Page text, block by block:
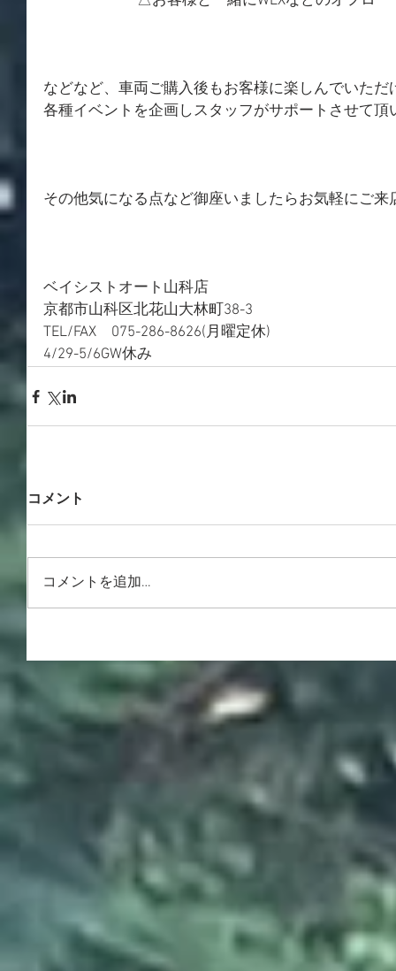
などなど、車両ご購入後もお客様に楽しんでいただ
各種イベントを企画しスタッフがサポートさせて頂
その他気になる点など御座いましたらお気軽にご来
ベイシストオート山科店
京都市山科区北花山大林町38-3
TEL/FAX　075-286-8626(月曜定休)
4/29-5/6GW休み
コメント
コメントを追加…